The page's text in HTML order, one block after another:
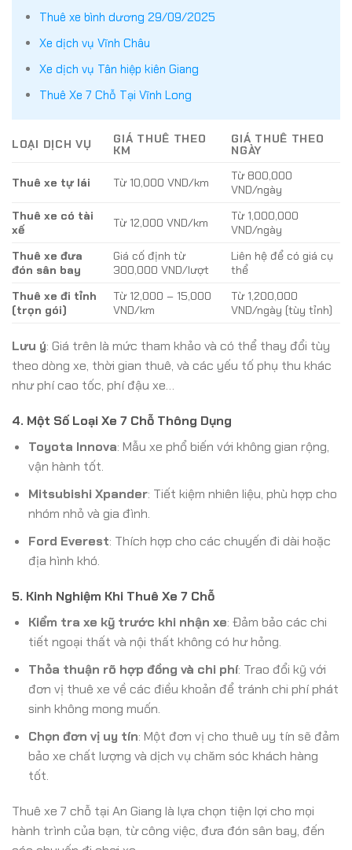
Thuê xe bình dương 29/09/2025
Xe dịch vụ Vĩnh Châu
Xe dịch vụ Tân hiệp kiên Giang
Thuê Xe 7 Chỗ Tại Vĩnh Long
LOẠI DỊCH VỤ
GIÁ THUÊ THEO
KM
GIÁ THUÊ THEO
NGÀY
Thuê xe tự lái Từ 10,000 VND/km
Từ 800,000
VND/ngày
Thuê xe có tài
xế
Từ 12,000 VND/km
Từ 1,000,000
VND/ngày
Thuê xe đưa
đón sân bay
Giá cố định từ
300,000 VND/lượt
Liên hệ để có giá cụ
thể
Thuê xe đi tỉnh
(trọn gói)
Từ 12,000 – 15,000
VND/km
Từ 1,200,000
VND/ngày (tùy tỉnh)
Lưu ý: Giá trên là mức tham khảo và có thể thay đổi tùy
theo dòng xe, thời gian thuê, và các yếu tố phụ thu khác
như phí cao tốc, phí đậu xe…
4. Một Số Loại Xe 7 Chỗ Thông Dụng
Toyota Innova: Mẫu xe phổ biến với không gian rộng,
vận hành tốt.
Mitsubishi Xpander: Tiết kiệm nhiên liệu, phù hợp cho
nhóm nhỏ và gia đình.
Ford Everest: Thích hợp cho các chuyến đi dài hoặc
địa hình khó.
5. Kinh Nghiệm Khi Thuê Xe 7 Chỗ
Kiểm tra xe kỹ trước khi nhận xe: Đảm bảo các chi
tiết ngoại thất và nội thất không có hư hỏng.
Thỏa thuận rõ hợp đồng và chi phí: Trao đổi kỹ với
đơn vị thuê xe về các điều khoản để tránh chi phí phát
sinh không mong muốn.
Chọn đơn vị uy tín: Một đơn vị cho thuê uy tín sẽ đảm
bảo xe chất lượng và dịch vụ chăm sóc khách hàng
tốt.
Thuê xe 7 chỗ tại An Giang là lựa chọn tiện lợi cho mọi
hành trình của bạn, từ công việc, đưa đón sân bay, đến